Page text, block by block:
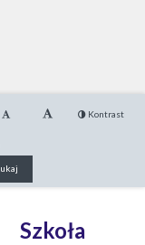
Kontrast
Szkoła